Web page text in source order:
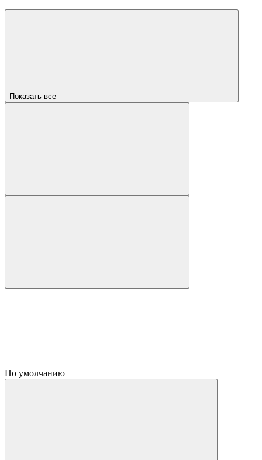
Показать все
По умолчанию